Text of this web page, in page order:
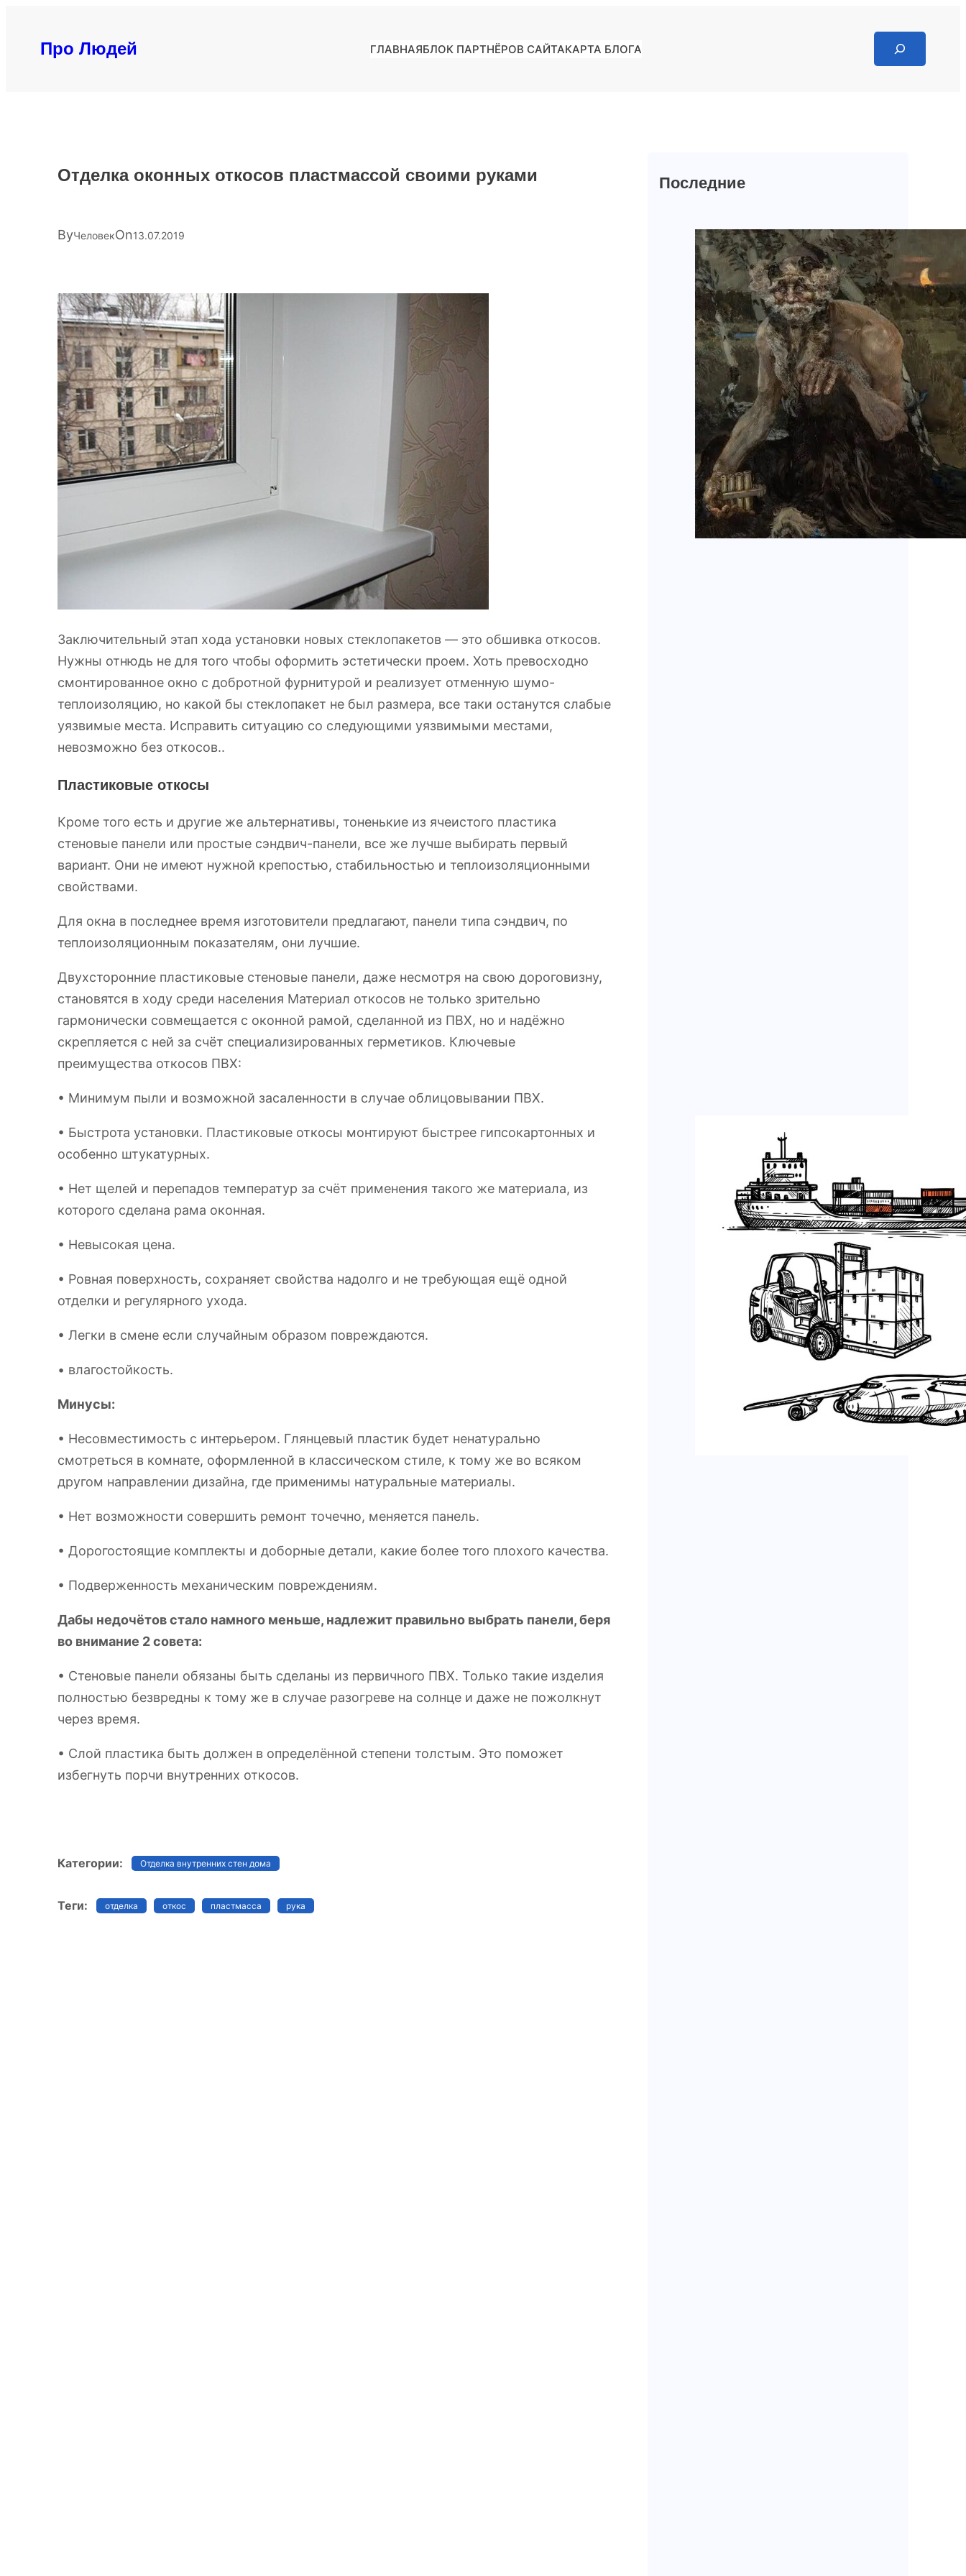
содержимому
Про Людей ГЛАВНАЯБЛОК ПАРТНЁРОВ САЙТАКАРТА БЛОГА
Search
Отделка оконных откосов пластмассой своими руками
ByЧеловекOn13.07.2019
Заключительный этап хода установки новых стеклопакетов — это обшивка откосов.
Нужны отнюдь не для того чтобы оформить эстетически проем. Хоть превосходно
смонтированное окно с добротной фурнитурой и реализует отменную шумо-
теплоизоляцию, но какой бы стеклопакет не был размера, все таки останутся слабые
уязвимые места. Исправить ситуацию со следующими уязвимыми местами,
невозможно без откосов..
Пластиковые откосы
Кроме того есть и другие же альтернативы, тоненькие из ячеистого пластика
стеновые панели или простые сэндвич-панели, все же лучше выбирать первый
вариант. Они не имеют нужной крепостью, стабильностью и теплоизоляционными
свойствами.
Для окна в последнее время изготовители предлагают, панели типа сэндвич, по
теплоизоляционным показателям, они лучшие.
Двухсторонние пластиковые стеновые панели, даже несмотря на свою дороговизну,
становятся в ходу среди населения Материал откосов не только зрительно
гармонически совмещается с оконной рамой, сделанной из ПВХ, но и надёжно
скрепляется с ней за счёт специализированных герметиков. Ключевые
преимущества откосов ПВХ:
• Минимум пыли и возможной засаленности в случае облицовывании ПВХ.
• Быстрота установки. Пластиковые откосы монтируют быстрее гипсокартонных и
особенно штукатурных.
• Нет щелей и перепадов температур за счёт применения такого же материала, из
которого сделана рама оконная.
• Невысокая цена.
• Ровная поверхность, сохраняет свойства надолго и не требующая ещё одной
отделки и регулярного ухода.
• Легки в смене если случайным образом повреждаются.
• влагостойкость.
Минусы:
• Несовместимость с интерьером. Глянцевый пластик будет ненатурально
смотреться в комнате, оформленной в классическом стиле, к тому же во всяком
другом направлении дизайна, где применимы натуральные материалы.
• Нет возможности совершить ремонт точечно, меняется панель.
• Дорогостоящие комплекты и доборные детали, какие более того плохого качества.
• Подверженность механическим повреждениям.
Дабы недочётов стало намного меньше, надлежит правильно выбрать панели, беря
во внимание 2 совета:
• Стеновые панели обязаны быть сделаны из первичного ПВХ. Только такие изделия
полностью безвредны к тому же в случае разогреве на солнце и даже не пожолкнут
через время.
• Слой пластика быть должен в определённой степени толстым. Это поможет
избегнуть порчи внутренних откосов.
Категории: Отделка внутренних стен дома
Теги: отделка откос пластмасса рука
Последние